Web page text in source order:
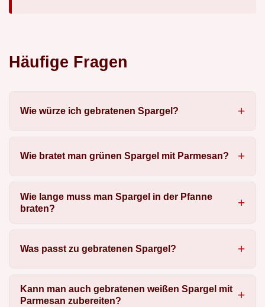
Häufige Fragen
Wie würze ich gebratenen Spargel?
Wie bratet man grünen Spargel mit Parmesan?
Wie lange muss man Spargel in der Pfanne
braten?
Was passt zu gebratenen Spargel?
Kann man auch gebratenen weißen Spargel mit
Parmesan zubereiten?